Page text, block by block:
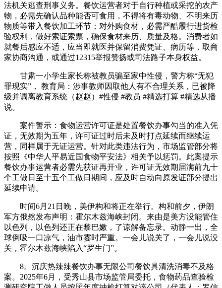
法机关逃查刑事义务。餐饮运营者对于自行种植或采挖的农产
物，必需先确认品种能否可食用，不得将有毒动物、不明来历
物质等带入餐饮加工环节；对外购食材，必需严酷履行进货检
验权利，做好索证索票，确保食材来历、质量及格。消费者如
就餐后感应不适，应当即就医并保留消费凭证、病历等，取商
家协商沟通，或通过12315举报赞扬或司法路子本身权益。
甘肃一小学生家长称被教员骗至家中性侵，警方称“无犯
罪现实”， 教育局：涉事教师因取他人有不合理关系，已被降
级并调离教育系统（赵赵）#性侵 #教员 #精选打算 #精选从播
说。
案件警示：食物运营许可证是处置餐饮办事勾当的准入凭
证，无效期为五年，许可证过时后未及时打点延续而继续运
营，同样属于无证运营。针对此类违法行为，市场监管部分将
按照《中华人平易近国食物平安法》相关予以惩罚。此案提示
餐饮办事运营者必需先获证再开业，许可证无效期届满前九十
个工做日至十五个工做日期间，应及时自动向原发证部分提出
延续申请。
时间6月21日晚，美伊构和将正在举行。构和前夕，伊朗
军方俄然发布声明：霍尔木兹海峡封闭。来由是美方没能管住
以色列，以色列还正在黎巴嫩，了谅解备忘录。动静一出，全
球倒吸一口凉气，油市霎时严重。一会儿说关了，一会儿说没
关，霍尔木兹海峡陷入“罗生门”。
8。沉庆热辣辣餐饮办事无限公司餐饮具清洗消毒不及格
案。2025年6月，受秀山县市场监管局委托，食物药品查验检